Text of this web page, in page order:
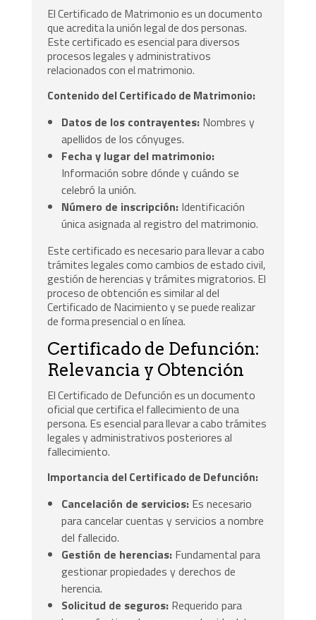
El Certificado de Matrimonio es un documento
que acredita la unión legal de dos personas.
Este certificado es esencial para diversos
procesos legales y administrativos
relacionados con el matrimonio.
Contenido del Certificado de Matrimonio:
Datos de los contrayentes: Nombres y
apellidos de los cónyuges.
Fecha y lugar del matrimonio:
Información sobre dónde y cuándo se
celebró la unión.
Número de inscripción: Identificación
única asignada al registro del matrimonio.
Este certificado es necesario para llevar a cabo
trámites legales como cambios de estado civil,
gestión de herencias y trámites migratorios. El
proceso de obtención es similar al del
Certificado de Nacimiento y se puede realizar
de forma presencial o en línea.
Certificado de Defunción:
Relevancia y Obtención
El Certificado de Defunción es un documento
oficial que certifica el fallecimiento de una
persona. Es esencial para llevar a cabo trámites
legales y administrativos posteriores al
fallecimiento.
Importancia del Certificado de Defunción:
Cancelación de servicios: Es necesario
para cancelar cuentas y servicios a nombre
del fallecido.
Gestión de herencias: Fundamental para
gestionar propiedades y derechos de
herencia.
Solicitud de seguros: Requerido para